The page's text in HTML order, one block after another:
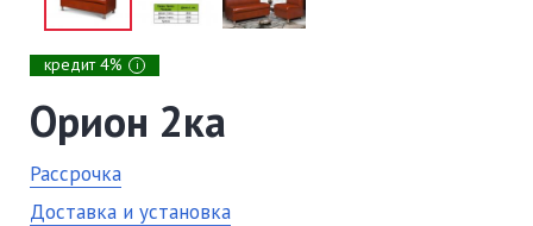
кредит 4% i
Орион 2ка
Рассрочка
Доставка и установка